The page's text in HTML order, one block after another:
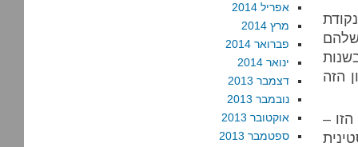
שלהם
הזה
–
אפריל 2014
מרץ 2014
פברואר 2014
ינואר 2014
דצמבר 2013
נובמבר 2013
אוקטובר 2013
ספטמבר 2013